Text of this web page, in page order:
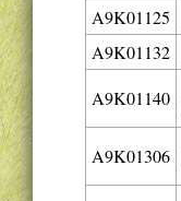
A9K01125
A9K01132
A9K01140
A9K01306